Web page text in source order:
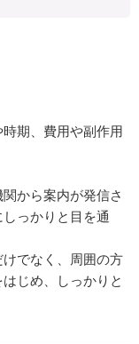
期、費用や副作用
から案内が発信さ
っかりと目を通
でなく、周囲の方
じめ、しっかりと